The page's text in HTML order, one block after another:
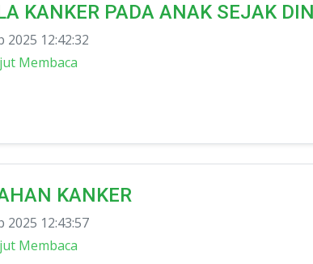
KANKER PADA ANAK SEJAK
2025 12:42:32
Membaca
KANKER
2025 12:43:57
Membaca